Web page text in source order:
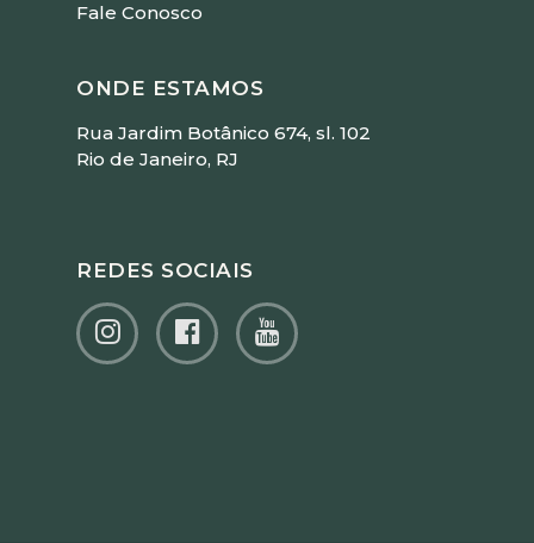
Fale Conosco
ONDE ESTAMOS
Rua Jardim Botânico 674, sl. 102
Rio de Janeiro, RJ
REDES SOCIAIS